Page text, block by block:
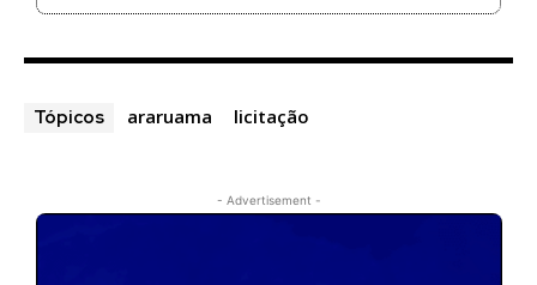
Tópicos araruama licitação
- Advertisement -